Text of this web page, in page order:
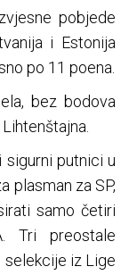
pobjede
i Estonija
po 11 poena.
bez bodova
sigurni putnici u
plasman za SP,
samo četiri
Tri preostale
iz Lige